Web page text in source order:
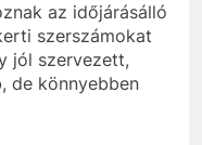
az időjárásálló
szerszámokat
jól szervezett,
de könnyebben